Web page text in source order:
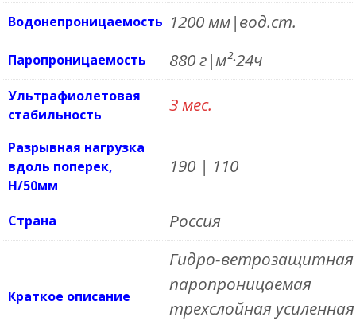
Водонепроницаемость 1200 мм|вод.ст.
Паропроницаемость 880 г|м²·24ч
Ультрафиолетовая
стабильность
3 мес.
Разрывная нагрузка
вдоль поперек,
Н/50мм
190 | 110
Страна Россия
Краткое описание
Гидро-ветрозащитная
паропроницаемая
трехслойная усиленная